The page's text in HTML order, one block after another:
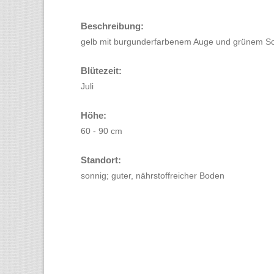
Beschreibung:
gelb mit burgunderfarbenem Auge und grünem
Blütezeit:
Juli
Höhe:
60 - 90 cm
Standort:
sonnig; guter, nährstoffreicher Boden